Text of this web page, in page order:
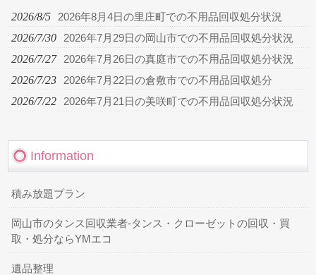
2026/8/5 2026年8月4日の里庄町での不用品回収処分状況
2026/7/30 2026年7月29日の岡山市での不用品回収処分状況
2026/7/27 2026年7月26日の真庭市での不用品回収処分状況
2026/7/23 2026年7月22日の倉敷市での不用品回収処分
2026/7/22 2026年7月21日の美咲町での不用品回収処分状況
Information
積み放題プラン
岡山市のタンス回収業者-タンス・クローゼットの回収・買
取・処分ならYMエコ
遺品整理